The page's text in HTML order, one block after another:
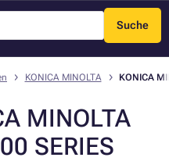
Suche
Menü
KONICA MINOLTA KONICA
MINOLTA
SERIES